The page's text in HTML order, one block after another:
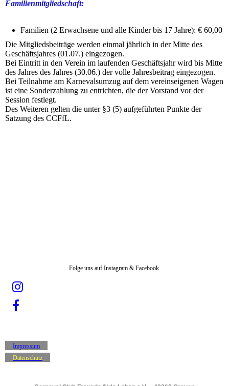
Familienmitgliedschaft:
Familien (2 Erwachsene und alle Kinder bis 17 Jahre): € 60,00
Die Mitgliedsbeiträge werden einmal jährlich in der Mitte des
Geschäftsjahres (01.07.) eingezogen.
Bei Eintritt in den Verein im laufenden Geschäftsjahr wird bis Mitte
des Jahres des Jahres (30.06.) der volle Jahresbeitrag eingezogen.
Bei Teilnahme am Karnevalsumzug auf dem vereinseigenen Wagen
ist eine Sonderzahlung zu entrichten, die der Vorstand vor der
Session festlegt.
Des Weiteren gelten die unter §3 (5) aufgeführten Punkte der
Satzung des CCFfL.
Folge uns auf Instagram & Facebook
Impressum
Datenschutz